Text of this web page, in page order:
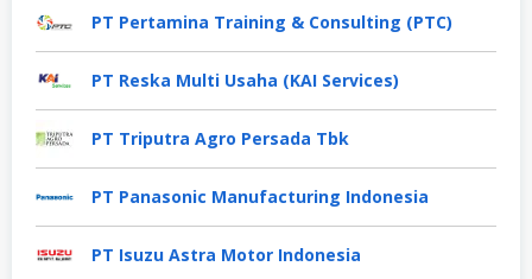
PT Pertamina Training & Consulting (PTC)
PT Reska Multi Usaha (KAI Services)
PT Triputra Agro Persada Tbk
PT Panasonic Manufacturing Indonesia
PT Isuzu Astra Motor Indonesia